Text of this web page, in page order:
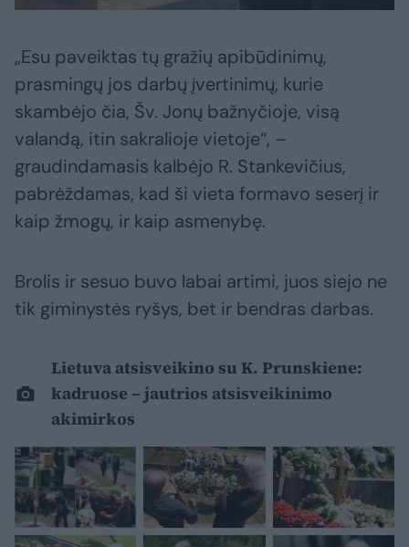
„Esu paveiktas tų gražių apibūdinimų,
prasmingų jos darbų įvertinimų, kurie
skambėjo čia, Šv. Jonų bažnyčioje, visą
valandą, itin sakralioje vietoje“, –
graudindamasis kalbėjo R. Stankevičius,
pabrėždamas, kad ši vieta formavo seserį ir
kaip žmogų, ir kaip asmenybę.
Brolis ir sesuo buvo labai artimi, juos siejo ne
tik giminystės ryšys, bet ir bendras darbas.
Lietuva atsisveikino su K. Prunskiene:
kadruose – jautrios atsisveikinimo
akimirkos